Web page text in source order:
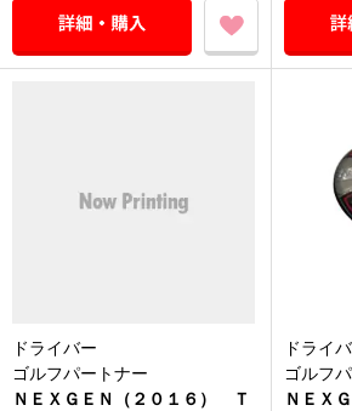
ドライバー
ゴルフパートナー
ＮＥＸＧＥＮ（２０１６） Ｔ
ドライ
ゴルフ
ＮＥＸ